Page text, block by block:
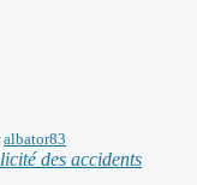
albator83
des accidents